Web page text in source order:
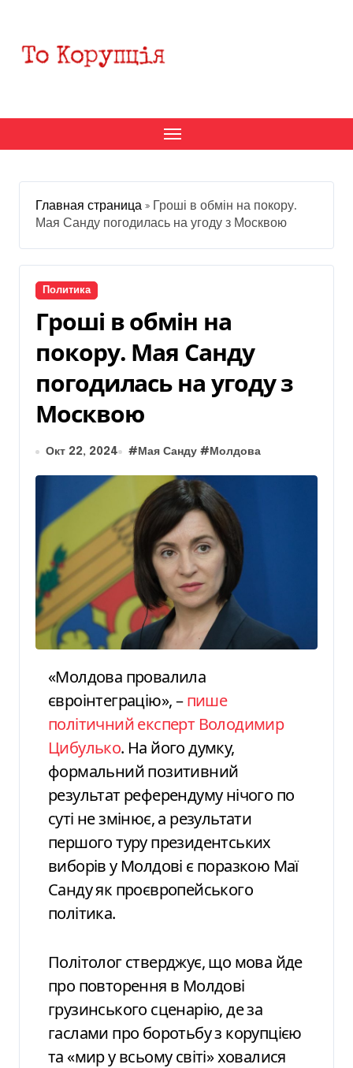
содержанию
Главная страница » Гроші в обмін на покору.
Мая Санду погодилась на угоду з Москвою
Политика
Гроші в обмін на
покору. Мая Санду
погодилась на угоду з
Москвою
Окт 22, 2024 #Мая Санду #Молдова
«Молдова провалила
євроінтеграцію», –пише
політичний експерт Володимир
Цибулько. На його думку,
формальний позитивний
результат референдуму нічого по
суті не змінює, а результати
першого туру президентських
виборів у Молдові є поразкою Маї
Санду як проєвропейського
політика.
Політолог стверджує, що мова йде
про повторення в Молдові
грузинського сценарію, де за
гаслами про боротьбу з корупцією
та «мир у всьому світі» ховалися